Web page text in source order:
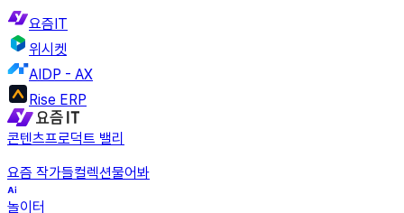
요즘IT
위시켓
AIDP - AX
Rise ERP
콘텐츠프로덕트 밸리
요즘 작가들컬렉션물어봐
놀이터